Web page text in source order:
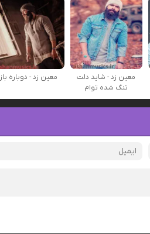
معین زد - شاید دلت
تنگ شده توام
معین زد - دوباره باز